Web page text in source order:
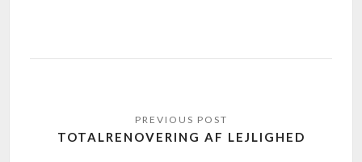
TOTALRENOVERING AF LEJLIGHED